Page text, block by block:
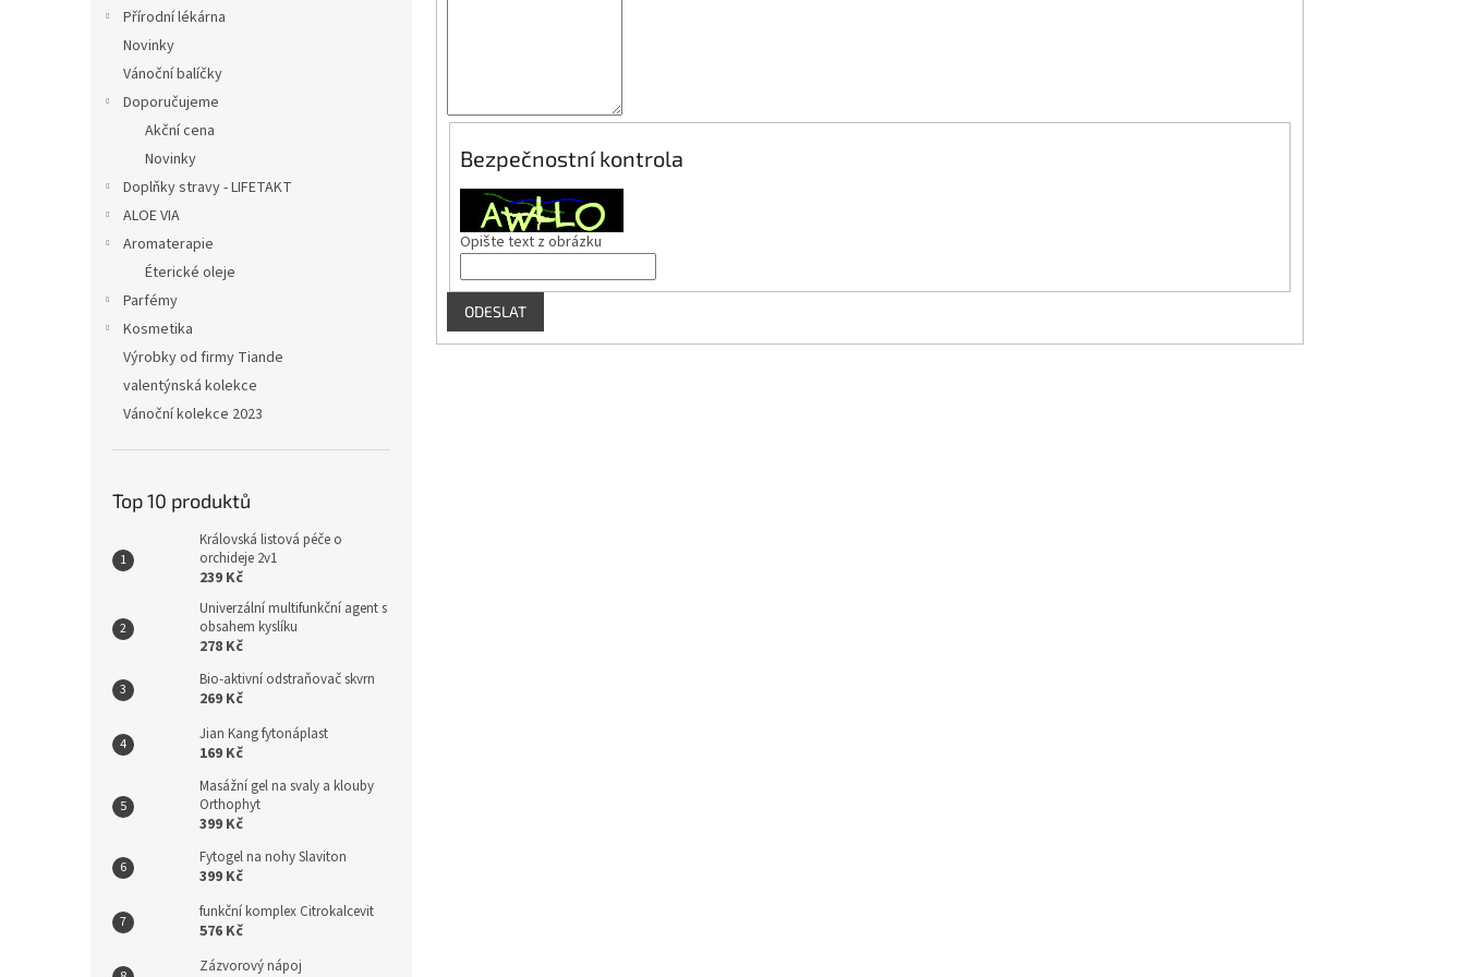
Přírodní lékárna
Novinky
Vánoční balíčky
Doporučujeme
Akční cena
Novinky
Doplňky stravy - LIFETAKT
ALOE VIA
Aromaterapie
Éterické oleje
Parfémy
Kosmetika
Výrobky od firmy Tiande
valentýnská kolekce
Vánoční kolekce 2023
Top 10 produktů
Královská listová péče o
orchideje 2v1
239 Kč
Univerzální multifunkční agent s
obsahem kyslíku
278 Kč
Bio-aktivní odstraňovač skvrn
269 Kč
Jian Kang fytonáplast
169 Kč
Masážní gel na svaly a klouby
Orthophyt
399 Kč
Fytogel na nohy Slaviton
399 Kč
funkční komplex Citrokalcevit
576 Kč
Zázvorový nápoj
Bezpečnostní kontrola
Opište text z obrázku
ODESLAT